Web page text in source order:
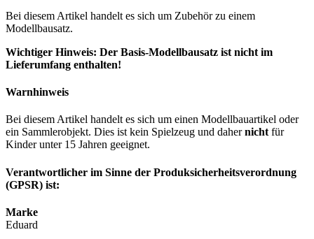
Bei diesem Artikel handelt es sich um Zubehör zu einem
Modellbausatz.
Wichtiger Hinweis: Der Basis-Modellbausatz ist nicht im
Lieferumfang enthalten!
Warnhinweis
Bei diesem Artikel handelt es sich um einen Modellbauartikel oder
ein Sammlerobjekt. Dies ist kein Spielzeug und dahernicht für
Kinder unter 15 Jahren geeignet.
Verantwortlicher im Sinne der Produksicherheitsverordnung
(GPSR) ist:
Marke
Eduard